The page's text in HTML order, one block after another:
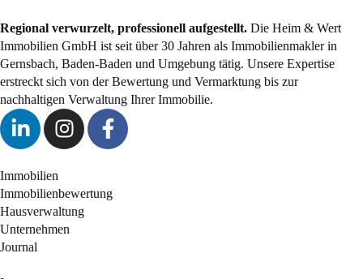
Regional verwurzelt, professionell aufgestellt. Die Heim & Wert
Immobilien GmbH ist seit über 30 Jahren als Immobilienmakler in
Gernsbach, Baden-Baden und Umgebung tätig. Unsere Expertise
erstreckt sich von der Bewertung und Vermarktung bis zur
nachhaltigen Verwaltung Ihrer Immobilie.
Immobilien
Immobilienbewertung
Hausverwaltung
Unternehmen
Journal